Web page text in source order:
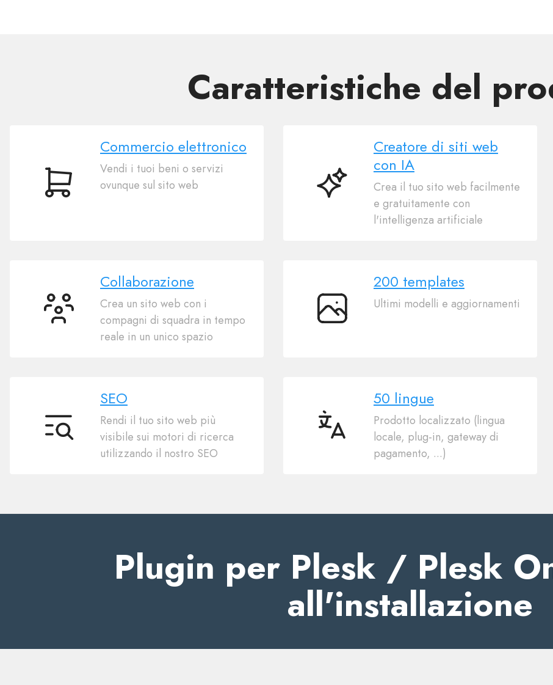
Caratteristiche del
Commercio
Commercio elettronico
Vendi i tuoi beni o servizi
ovunque sul sito web
Creatore
Creatore di siti web
con IA
Crea il tuo sito web facilmente
e gratuitamente con
l'intelligenza artificiale
Collaborazione
Collaborazione
Crea un sito web con i
compagni di squadra in tempo
reale in un unico spazio
200
200 templates
Ultimi modelli e aggiornamenti
SEO
SEO
Rendi il tuo sito web più
visibile sui motori di ricerca
utilizzando il nostro SEO
50
50 lingue
Prodotto localizzato (lingua
locale, plug-in, gateway di
pagamento, ...)
Plugin per Plesk / Plesk
all'installazione